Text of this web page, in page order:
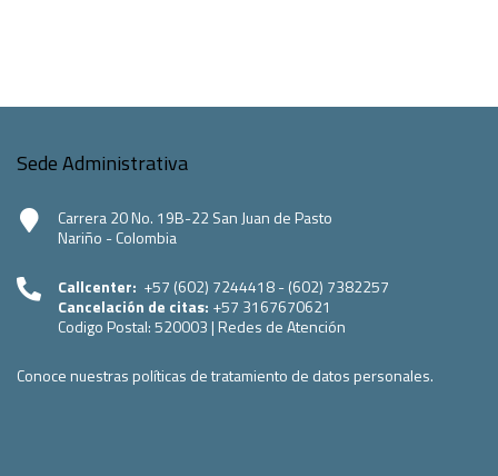
Sede Administrativa
Carrera 20 No. 19B-22 San Juan de Pasto
Nariño - Colombia
Callcenter: +57 (602) 7244418 - (602) 7382257
Cancelación de citas: +57 3167670621
Codigo Postal:520003 | Redes de Atención
Conoce nuestras políticas de tratamiento de datos personales.